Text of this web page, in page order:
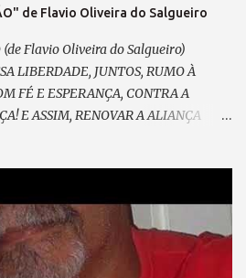
de Flavio Oliveira do Salgueiro
(de Flavio Oliveira do Salgueiro)
LIBERDADE, JUNTOS, RUMO À
FÉ E ESPERANÇA, CONTRA A
E ASSIM, RENOVAR A ALIANÇA
DADAS, DE CORAÇÃO, O GRITO DA
VOLTAR A SORRIR, SEM MEDO...
A EXPRESSÃO E A
SEM IDEOLOGIA! SENTIR, SEM